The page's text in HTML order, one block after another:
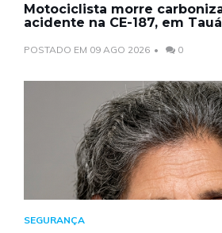
Motociclista morre
acidente na CE-187, em Tauá
POSTADO EM 09 AGO 2026 0
SEGURANÇA